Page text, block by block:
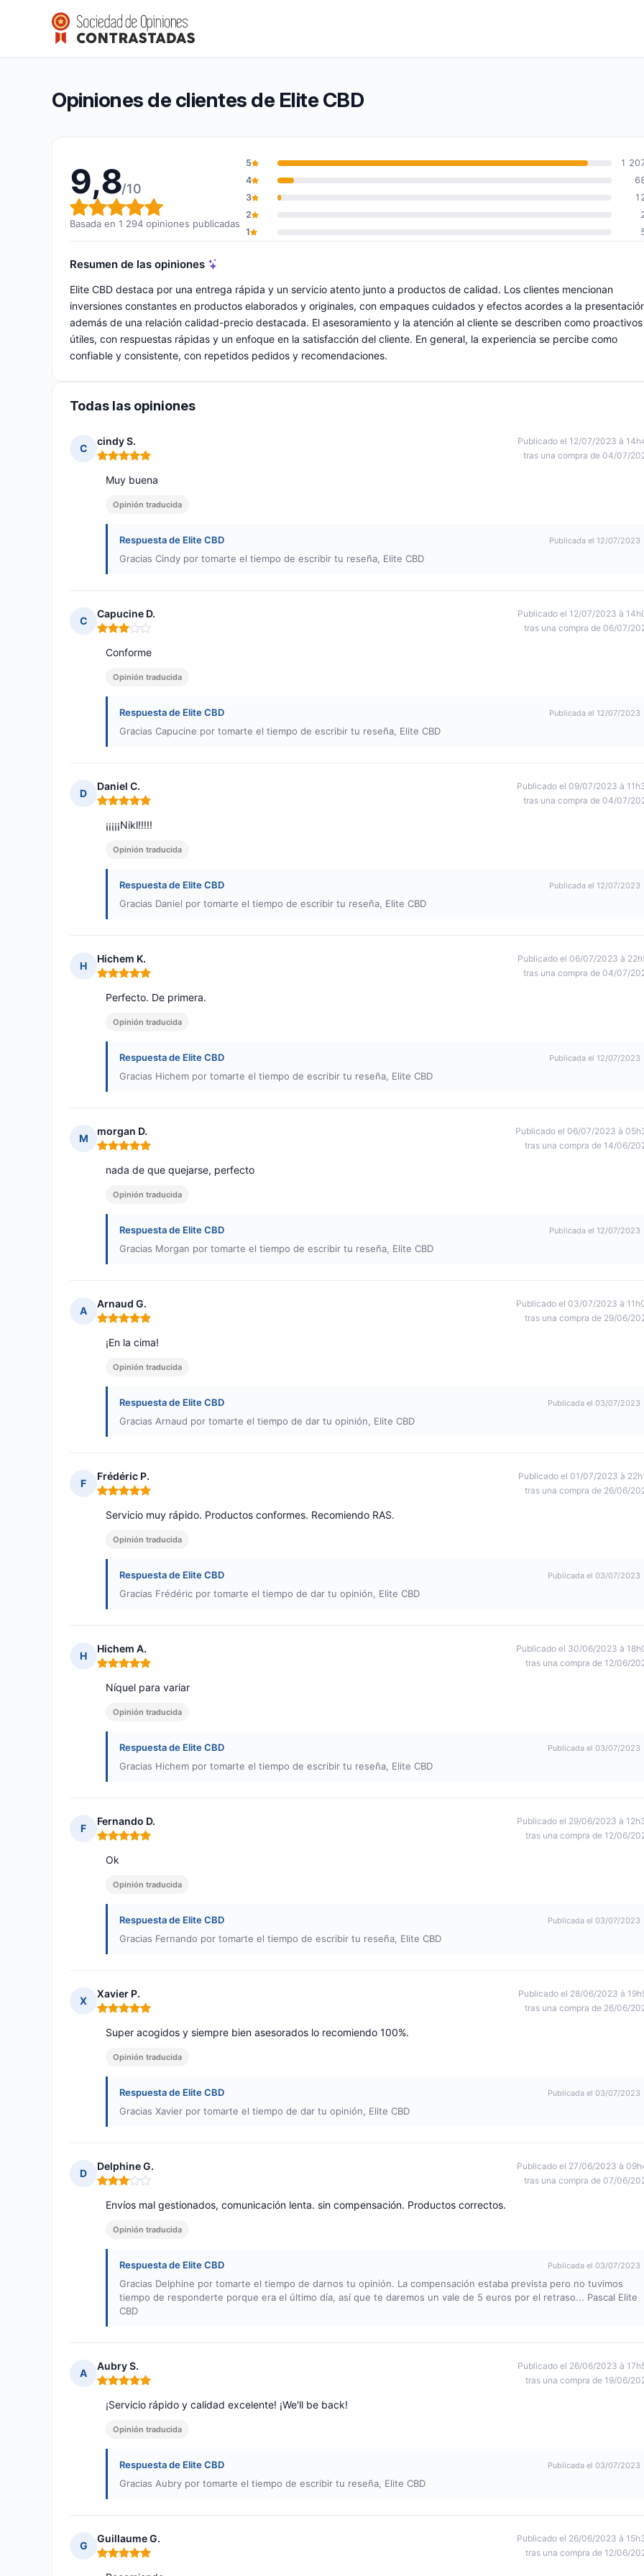
Elite CBD
Calificación global: 9,8 de 10
9,8/10(1 294 opiniones)
Opiniones de clientes de Elite CBD
9,8/10
Calificación global: 9,8 de 10
Basada en 1 294 opiniones publicadas
5
1
4
3
2
1
Resumen de las opiniones
Elite CBD destaca por una entrega rápida y un servicio atento junto a productos de calidad. Los clientes mencionan
inversiones constantes en productos elaborados y originales, con empaques cuidados y efectos acordes a la
además de una relación calidad-precio destacada. El asesoramiento y la atención al cliente se describen como
útiles, con respuestas rápidas y un enfoque en la satisfacción del cliente. En general, la experiencia se percibe como
confiable y consistente, con repetidos pedidos y recomendaciones.
Todas las opiniones
C
cindy S.
Nota: 5 de 5
Publicado el 12/07/2023 à
tras una compra de 04/07/
Muy buena
Opinión traducida
Respuesta de Elite CBD Publicada el 12/07/2023
Gracias Cindy por tomarte el tiempo de escribir tu reseña, Elite CBD
C
Capucine D.
Nota: 3 de 5
Publicado el 12/07/2023 à
tras una compra de 06/07/
Conforme
Opinión traducida
Respuesta de Elite CBD Publicada el 12/07/2023
Gracias Capucine por tomarte el tiempo de escribir tu reseña, Elite CBD
D
Daniel C.
Nota: 5 de 5
Publicado el 09/07/2023 à
tras una compra de 04/07/
¡¡¡¡¡Nikl!!!!!
Opinión traducida
Respuesta de Elite CBD Publicada el 12/07/2023
Gracias Daniel por tomarte el tiempo de escribir tu reseña, Elite CBD
H
Hichem K.
Nota: 5 de 5
Publicado el 06/07/2023 à
tras una compra de 04/07/
Perfecto. De primera.
Opinión traducida
Respuesta de Elite CBD Publicada el 12/07/2023
Gracias Hichem por tomarte el tiempo de escribir tu reseña, Elite CBD
M
morgan D.
Nota: 5 de 5
Publicado el 06/07/2023 à
tras una compra de 14/06/
nada de que quejarse, perfecto
Opinión traducida
Respuesta de Elite CBD Publicada el 12/07/2023
Gracias Morgan por tomarte el tiempo de escribir tu reseña, Elite CBD
A
Arnaud G.
Nota: 5 de 5
Publicado el 03/07/2023 à
tras una compra de 29/06/
¡En la cima!
Opinión traducida
Respuesta de Elite CBD Publicada el 03/07/2023
Gracias Arnaud por tomarte el tiempo de dar tu opinión, Elite CBD
F
Frédéric P.
Nota: 5 de 5
Publicado el 01/07/2023 à
tras una compra de 26/06/
Servicio muy rápido. Productos conformes. Recomiendo RAS.
Opinión traducida
Respuesta de Elite CBD Publicada el 03/07/2023
Gracias Frédéric por tomarte el tiempo de dar tu opinión, Elite CBD
H
Hichem A.
Nota: 5 de 5
Publicado el 30/06/2023 à
tras una compra de 12/06/
Níquel para variar
Opinión traducida
Respuesta de Elite CBD Publicada el 03/07/2023
Gracias Hichem por tomarte el tiempo de escribir tu reseña, Elite CBD
F
Fernando D.
Nota: 5 de 5
Publicado el 29/06/2023 à
tras una compra de 12/06/
Ok
Opinión traducida
Respuesta de Elite CBD Publicada el 03/07/2023
Gracias Fernando por tomarte el tiempo de escribir tu reseña, Elite CBD
X
Xavier P.
Nota: 5 de 5
Publicado el 28/06/2023 à
tras una compra de 26/06/
Super acogidos y siempre bien asesorados lo recomiendo 100%.
Opinión traducida
Respuesta de Elite CBD Publicada el 03/07/2023
Gracias Xavier por tomarte el tiempo de dar tu opinión, Elite CBD
D
Delphine G.
Nota: 3 de 5
Publicado el 27/06/2023 à
tras una compra de 07/06/
Envíos mal gestionados, comunicación lenta. sin compensación. Productos correctos.
Opinión traducida
Respuesta de Elite CBD Publicada el 03/07/2023
Gracias Delphine por tomarte el tiempo de darnos tu opinión. La compensación estaba prevista pero no tuvimos
tiempo de responderte porque era el último día, así que te daremos un vale de 5 euros por el retraso... Pascal Elite
CBD
A
Aubry S.
Nota: 5 de 5
Publicado el 26/06/2023 à
tras una compra de 19/06/
¡Servicio rápido y calidad excelente! ¡We'll be back!
Opinión traducida
Respuesta de Elite CBD Publicada el 03/07/2023
Gracias Aubry por tomarte el tiempo de escribir tu reseña, Elite CBD
G
Guillaume G.
Nota: 5 de 5
Publicado el 26/06/2023 à
tras una compra de 12/06/